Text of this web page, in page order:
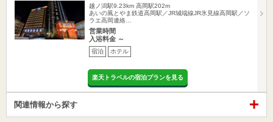
越ノ潟駅9.23km 高岡駅202m
あいの風とやま鉄道高岡駅／JR城端線JR氷見線高岡駅／ソ
ラエ高岡連絡…
営業時間
入浴料金 ～
宿泊 ホテル
楽天トラベルの宿泊プランを見る
関連情報から探す